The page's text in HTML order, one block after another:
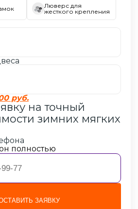
Люверс для
жесткого крепления
руб.
на точный
зимних мягких
полностью
ЗАЯВКУ